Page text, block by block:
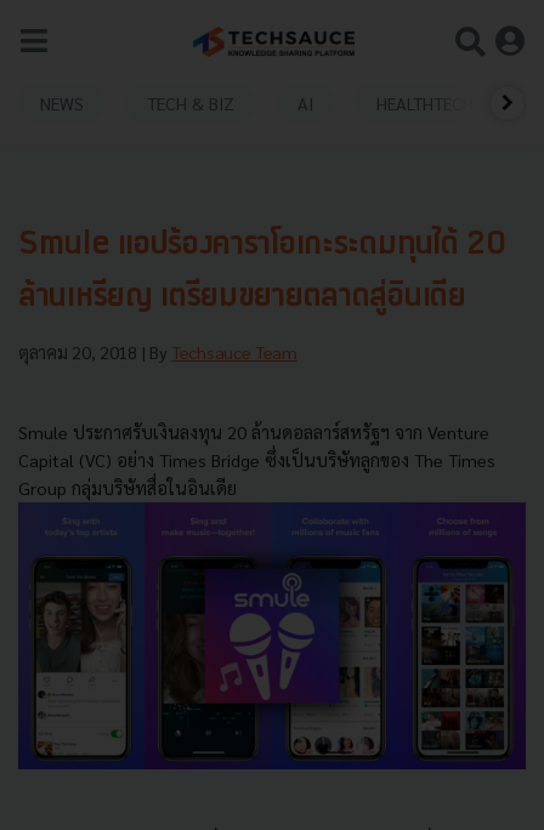
NEWS TECH & BIZ AI HEALTHTECH
Smule แอปร้องคาราโอเกะระดมทุนได้ 20
ล้านเหรียญ เตรียมขยายตลาดสู่อินเดีย
ตุลาคม 20, 2018 | By Techsauce Team
Smule ประกาศรับเงินลงทุน 20 ล้านดอลลาร์สหรัฐฯ จาก Venture
Capital (VC) อย่าง Times Bridge ซึ่งเป็นบริษัทลูกของ The Times
Group กลุ่มบริษัทสื่อในอินเดีย